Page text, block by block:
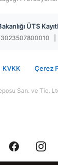
ÜTS
|
KVKK Çerez
San. ve Tic.